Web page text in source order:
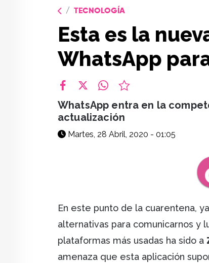
TECNOLOGÍA
Esta es la
WhatsApp
WhatsApp entra en la
actualización
Martes, 28 Abril, 2020 - 01:05
En este punto de la cuarentena,
alternativas para comunicarnos y
plataformas más usadas ha sido a
amenaza que esta aplicación